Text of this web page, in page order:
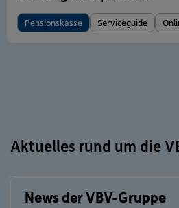
Pensionskasse Serviceguide
Aktuelles rund um die
News der VBV-Gruppe